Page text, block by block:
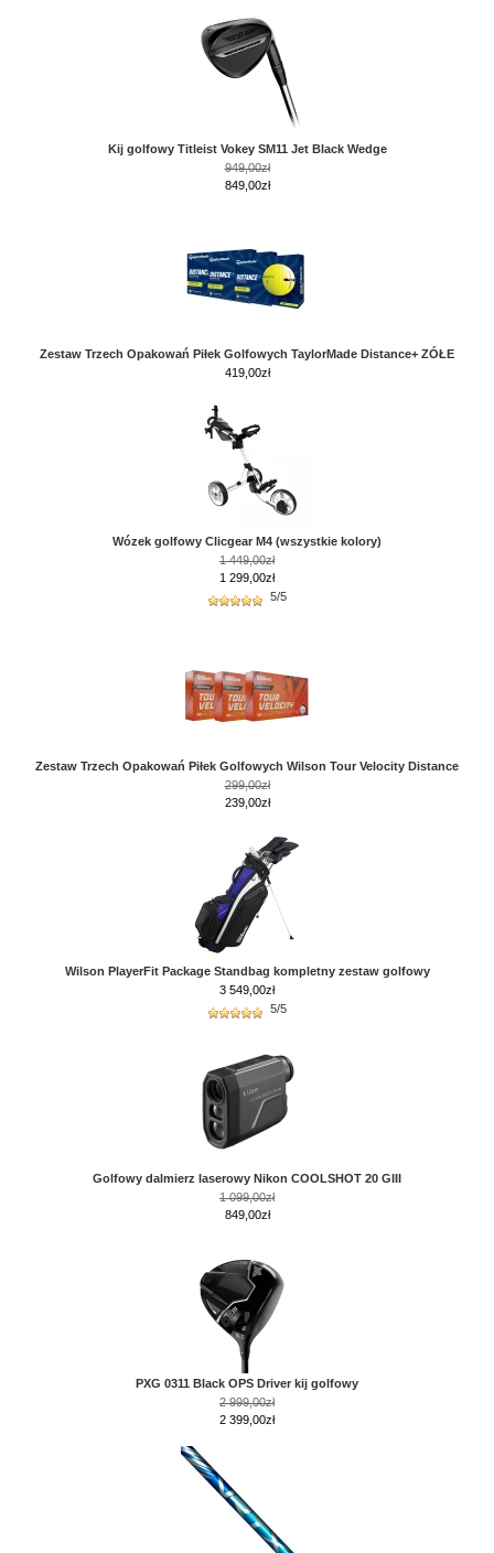
Kij golfowy Titleist Vokey SM11 Jet Black Wedge
949,00zł
849,00zł
Zestaw Trzech Opakowań Piłek Golfowych TaylorMade Distance+ ZÓŁE
419,00zł
Wózek golfowy Clicgear M4 (wszystkie kolory)
1 449,00zł
1 299,00zł
5/5
Zestaw Trzech Opakowań Piłek Golfowych Wilson Tour Velocity Distance
299,00zł
239,00zł
Wilson PlayerFit Package Standbag kompletny zestaw golfowy
3 549,00zł
5/5
Golfowy dalmierz laserowy Nikon COOLSHOT 20 GIII
1 099,00zł
849,00zł
PXG 0311 Black OPS Driver kij golfowy
2 999,00zł
2 399,00zł